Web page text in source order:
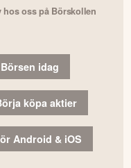
hos oss på Börskollen
Börsen idag
köpa aktier
Android & iOS